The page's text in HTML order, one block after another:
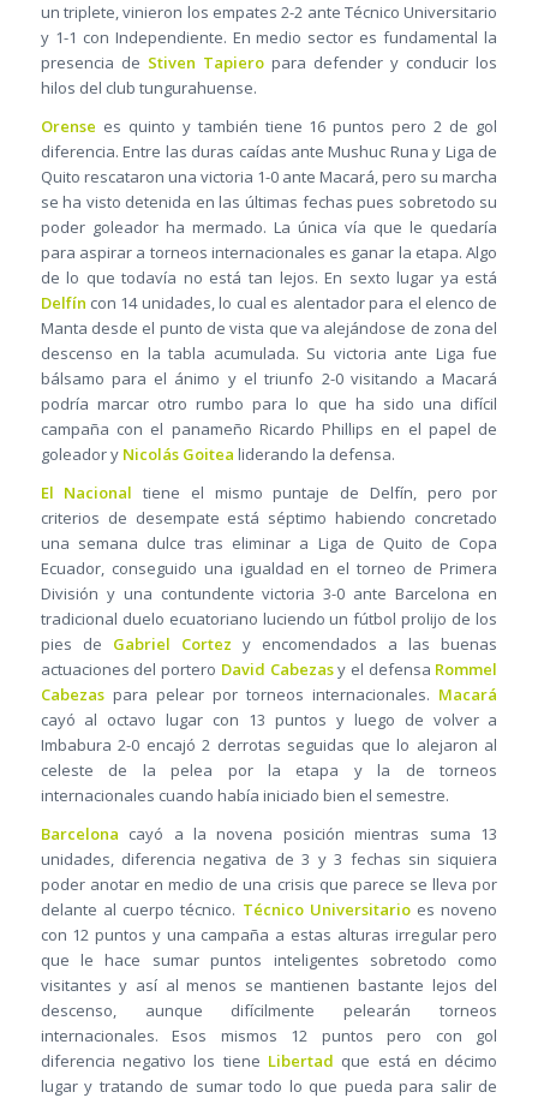
un triplete, vinieron los empates 2-2 ante Técnico Universitario
y 1-1 con Independiente. En medio sector es fundamental la
presencia de Stiven Tapieropara defender y conducir los
hilos del club tungurahuense.
Orense es quinto y también tiene 16 puntos pero 2 de gol
diferencia. Entre las duras caídas ante Mushuc Runa y Liga de
Quito rescataron una victoria 1-0 ante Macará, pero su marcha
se ha visto detenida en las últimas fechas pues sobretodo su
poder goleador ha mermado. La única vía que le quedaría
para aspirar a torneos internacionales es ganar la etapa. Algo
de lo que todavía no está tan lejos. En sexto lugar ya está
Delfín con 14 unidades, lo cual es alentador para el elenco de
Manta desde el punto de vista que va alejándose de zona del
descenso en la tabla acumulada. Su victoria ante Liga fue
bálsamo para el ánimo y el triunfo 2-0 visitando a Macará
podría marcar otro rumbo para lo que ha sido una difícil
campaña con el panameño Ricardo Phillips en el papel de
goleador y Nicolás Goitea liderando la defensa.
El Nacional tiene el mismo puntaje de Delfín, pero por
criterios de desempate está séptimo habiendo concretado
una semana dulce tras eliminar a Liga de Quito de Copa
Ecuador, conseguido una igualdad en el torneo de Primera
División y una contundente victoria 3-0 ante Barcelona en
tradicional duelo ecuatoriano luciendo un fútbol prolijo de los
pies de Gabriel Cortez y encomendados a las buenas
actuaciones del portero David Cabezasy el defensa Rommel
Cabezaspara pelear por torneos internacionales. Macará
cayó al octavo lugar con 13 puntos y luego de volver a
Imbabura 2-0 encajó 2 derrotas seguidas que lo alejaron al
celeste de la pelea por la etapa y la de torneos
internacionales cuando había iniciado bien el semestre.
Barcelona cayó a la novena posición mientras suma 13
unidades, diferencia negativa de 3 y 3 fechas sin siquiera
poder anotar en medio de una crisis que parece se lleva por
delante al cuerpo técnico. Técnico Universitarioes noveno
con 12 puntos y una campaña a estas alturas irregular pero
que le hace sumar puntos inteligentes sobretodo como
visitantes y así al menos se mantienen bastante lejos del
descenso, aunque difícilmente pelearán torneos
internacionales. Esos mismos 12 puntos pero con gol
diferencia negativo los tiene Libertad que está en décimo
lugar y tratando de sumar todo lo que pueda para salir de